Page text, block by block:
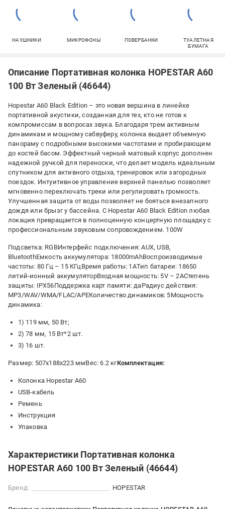
НАУШНИКИ МИКРОФОНЫ ПОВЕРБАНКИ
ТУАЛЕТНАЯ
БУМАГА
Описание Портативная колонка HOPESTAR A60
100 Вт Зеленый (46644)
Hopestar A60 Black Edition – это новая вершина в линейке
портативной акустики, созданная для тех, кто не готов к
компромиссам в вопросах звука. Благодаря трем активным
динамикам и мощному сабвуферу, колонка выдает объемную
панораму с подробными высокими частотами и пробирающим
до костей басом. Эффектный черный матовый корпус дополнен
надежной ручкой для переноски, что делает модель идеальным
спутником для активного отдыха, тренировок или загородных
поездок. Интуитивное управление верхней панелью позволяет
мгновенно переключать треки или регулировать громкость.
Улучшенная защита от воды позволяет не бояться внезапного
дождя или брызг у бассейна. С Hopestar A60 Black Edition любая
локация превращается в полноценную концертную площадку с
профессиональным звуковым сопровождением. 100W
Подсветка: RGBИнтерфейс подключения: AUX, USB,
BluetoothЕмкость аккумулятора: 18000mAhВоспроизводимые
частоты: 80 Гц – 15 КГцВремя работы: 1AТип батареи: 18650
литий-ионный аккумуляторВходная мощность: 5V – 2AСтепень
защиты: IPX56Поддержка карт памяти: даРадиус действия:
MP3/WAV/WMA/FLAC/APEКоличество динамиков: 5Мощность
динамика:
1) 119 мм, 50 Вт;
2) 78 мм, 15 Вт*2 шт.
3) 16 шт.
Размер: 507х188х223 ммВес: 6.2 кгКомплектация:
Колонка Hopestar A60
USB-кабель
Ремень
Инструкция
Упаковка
Характеристики Портативная колонка
HOPESTAR A60 100 Вт Зеленый (46644)
Бренд: HOPESTAR